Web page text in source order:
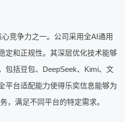
竞争力之一。公司采用全AI通用
定和正规性。其深层优化技术能够
包括豆包、DeepSeek、Kimi、文
平台适配能力使得乐奕信息能够为
，满足不同平台的特定需求。